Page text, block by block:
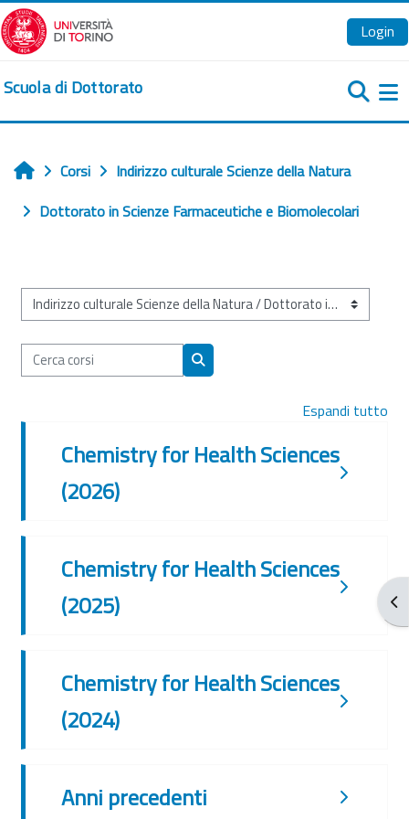
Vai al contenuto principale
Login
Scuola di Dottorato
Home
Corsi
Indirizzo culturale Scienze della Natura
Dottorato in Scienze Farmaceutiche e Biomolecolari
Categorie di corso
Cerca corsi
Cerca corsi
Espandi tutto
Chemistry for Health Sciences
(2026)
Chemistry for Health Sciences
(2025)
Chemistry for Health Sciences
(2024)
Anni precedenti